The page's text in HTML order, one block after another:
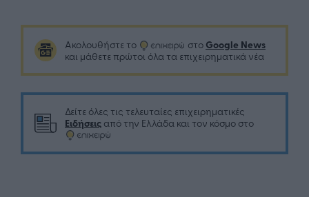
Ακολουθήστε το στο Google News
και μάθετε πρώτοι όλα τα επιχειρηματικά νέα
Δείτε όλες τις τελευταίες επιχειρηματικές
Ειδήσεις από την Ελλάδα και τον κόσμο στο